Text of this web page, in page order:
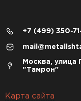
+7 (499) 350-
Москва, улица
"Тамрон"
Карта сайта